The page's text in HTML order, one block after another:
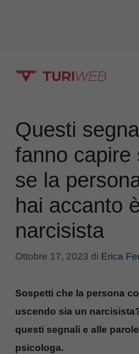
Questi
fanno capire
se la
hai accanto
narcisista
Ottobre 17, 2023 di Erica
Sospetti che la persona
uscendo sia un
questi segnali e alle
psicologa.